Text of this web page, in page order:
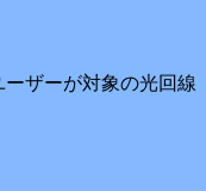
ザーが対象の光回線